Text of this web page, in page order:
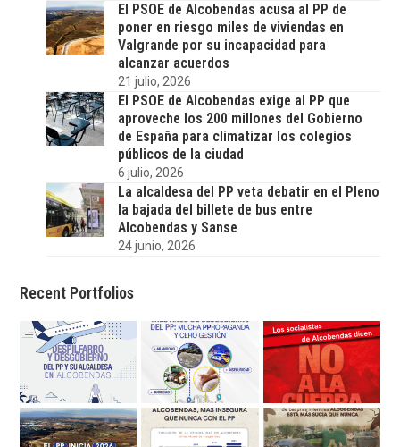
El PSOE de Alcobendas acusa al PP de
poner en riesgo miles de viviendas en
Valgrande por su incapacidad para
alcanzar acuerdos
21 julio, 2026
El PSOE de Alcobendas exige al PP que
aproveche los 200 millones del Gobierno
de España para climatizar los colegios
públicos de la ciudad
6 julio, 2026
La alcaldesa del PP veta debatir en el Pleno
la bajada del billete de bus entre
Alcobendas y Sanse
24 junio, 2026
Recent Portfolios